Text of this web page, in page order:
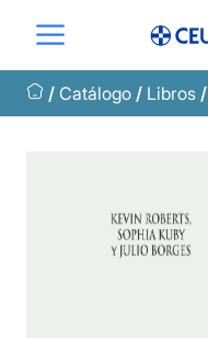
contenido
/ Catálogo / Libros /